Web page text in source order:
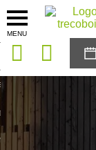
MENU
solutions